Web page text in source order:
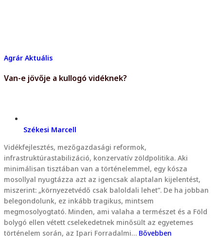
Agrár Aktuális
Van-e jövője a kullogó vidéknek?
Székesi Marcell
Vidékfejlesztés, mezőgazdasági reformok,
infrastruktúrastabilizáció, konzervatív zöldpolitika. Aki
minimálisan tisztában van a történelemmel, egy kósza
mosollyal nyugtázza azt az igencsak alaptalan kijelentést,
miszerint: „környezetvédő csak baloldali lehet”. De ha jobban
belegondolunk, ez inkább tragikus, mintsem
megmosolyogtató. Minden, ami valaha a természet és a Föld
bolygó ellen vétett cselekedetnek minősült az egyetemes
történelem során, az Ipari Forradalmi… Bővebben